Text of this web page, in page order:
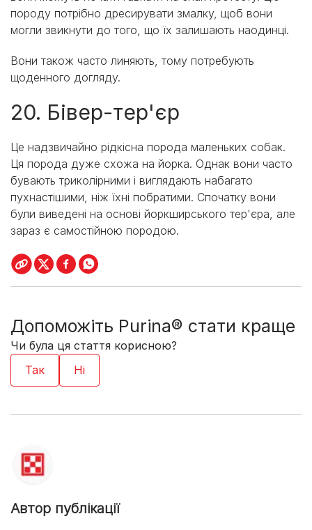
породу потрібно дресирувати змалку, щоб вони
могли звикнути до того, що їх залишають наодинці.
Вони також часто линяють, тому потребують
щоденного догляду.
20. Бівер-тер'єр
Це надзвичайно рідкісна порода маленьких собак.
Ця порода дуже схожа на йорка. Однак вони часто
бувають триколірними і виглядають набагато
пухнастішими, ніж їхні побратими. Спочатку вони
були виведені на основі йоркширського тер'єра, але
зараз є самостійною породою.
Допоможіть Purina® стати краще
Чи була ця стаття корисною?
Автор публікації